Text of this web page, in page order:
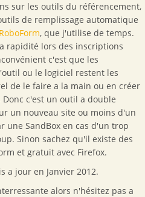
sur les outils du référencement,
de remplissage automatique
RoboForm, que j'utilise de temps.
rapidité lors des inscriptions
c'est que les
ou le logiciel restent les
de le faire a la main ou en créer
c'est un outil a double
un nouveau site ou moins d'un
une SandBox en cas d'un trop
Sinon sachez qu'il existe des
et gratuit avec Firefox.
a jour en Janvier 2012.
alors n'hésitez pas a